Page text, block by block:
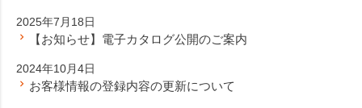
2025年7月18日
【お知らせ】電子カタログ公開のご案内
2024年10月4日
お客様情報の登録内容の更新について